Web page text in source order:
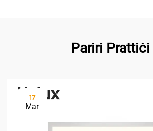
Pariri Prattiċi
17
Mar